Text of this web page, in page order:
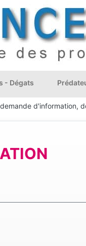
- Dégats
d'information,